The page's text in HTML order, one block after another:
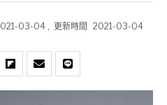
03-04, 更新時間 2021-03-04